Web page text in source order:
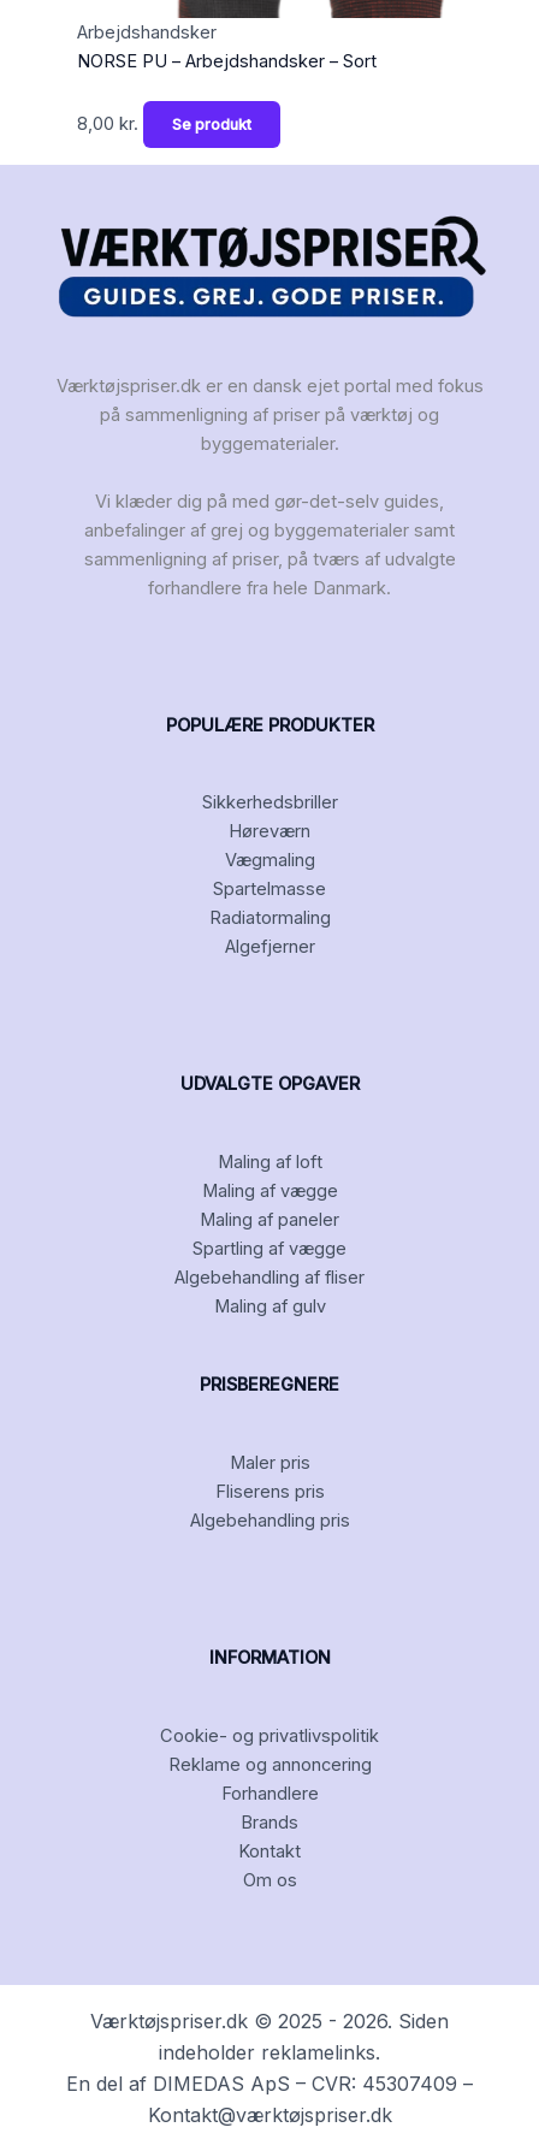
Arbejdshandsker
NORSE PU – Arbejdshandsker – Sort
8,00 kr. Se produkt
Værktøjspriser.dk er en dansk ejet portal med fokus
på sammenligning af priser på værktøj og
byggematerialer.
Vi klæder dig på med gør-det-selv guides,
anbefalinger af grej og byggematerialer samt
sammenligning af priser, på tværs af udvalgte
forhandlere fra hele Danmark.
POPULÆRE PRODUKTER
Sikkerhedsbriller
Høreværn
Vægmaling
Spartelmasse
Radiatormaling
Algefjerner
UDVALGTE OPGAVER
Maling af loft
Maling af vægge
Maling af paneler
Spartling af vægge
Algebehandling af fliser
Maling af gulv
PRISBEREGNERE
Maler pris
Fliserens pris
Algebehandling pris
INFORMATION
Cookie- og privatlivspolitik
Reklame og annoncering
Forhandlere
Brands
Kontakt
Om os
Værktøjspriser.dk © 2025 - 2026. Siden
indeholder reklamelinks.
En del af DIMEDAS ApS – CVR: 45307409 –
Kontakt@værktøjspriser.dk